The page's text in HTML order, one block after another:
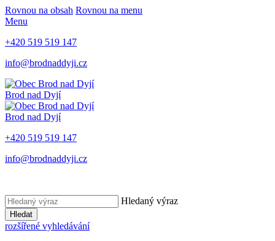
Rovnou na obsah Rovnou na menu
Menu
+420 519 519 147
info@brodnaddyji.cz
Brod nad Dyjí
Brod nad Dyjí
+420 519 519 147
info@brodnaddyji.cz
Hledaný výraz
Hledat
rozšířené vyhledávání